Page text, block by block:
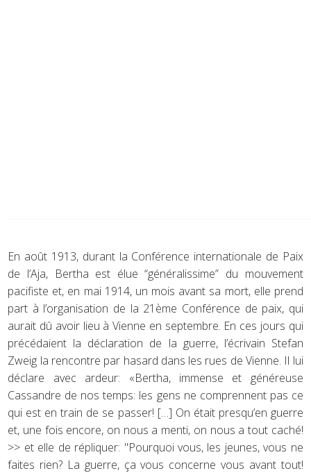
En août 1913, durant la Conférence internationale de Paix
de l’Aja, Bertha est élue “généralissime” du mouvement
pacifiste et, en mai 1914, un mois avant sa mort, elle prend
part à l’organisation de la 21ème Conférence de paix, qui
aurait dû avoir lieu à Vienne en septembre. En ces jours qui
précédaient la déclaration de la guerre, l’écrivain Stefan
Zweig la rencontre par hasard dans les rues de Vienne. Il lui
déclare avec ardeur: «Bertha, immense et généreuse
Cassandre de nos temps: les gens ne comprennent pas ce
qui est en train de se passer! […] On était presqu’en guerre
et, une fois encore, on nous a menti, on nous a tout caché!
>> et elle de répliquer: "Pourquoi vous, les jeunes, vous ne
faites rien? La guerre, ça vous concerne vous avant tout!